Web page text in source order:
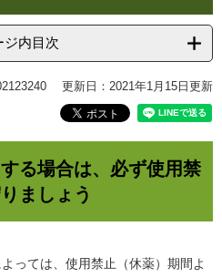
ジ内目次
更新日：2021年1月15日更新
る場合は、必ず使用禁
ましょう
っては、使用禁止（休薬）期間よ